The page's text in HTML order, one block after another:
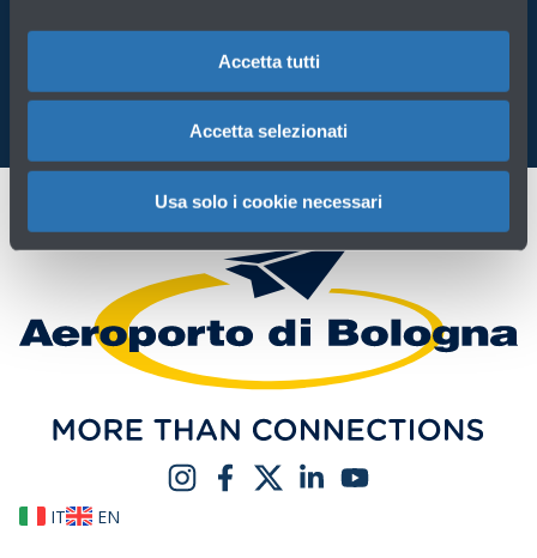
Accetta tutti
Accetta selezionati
Usa solo i cookie necessari
IT EN